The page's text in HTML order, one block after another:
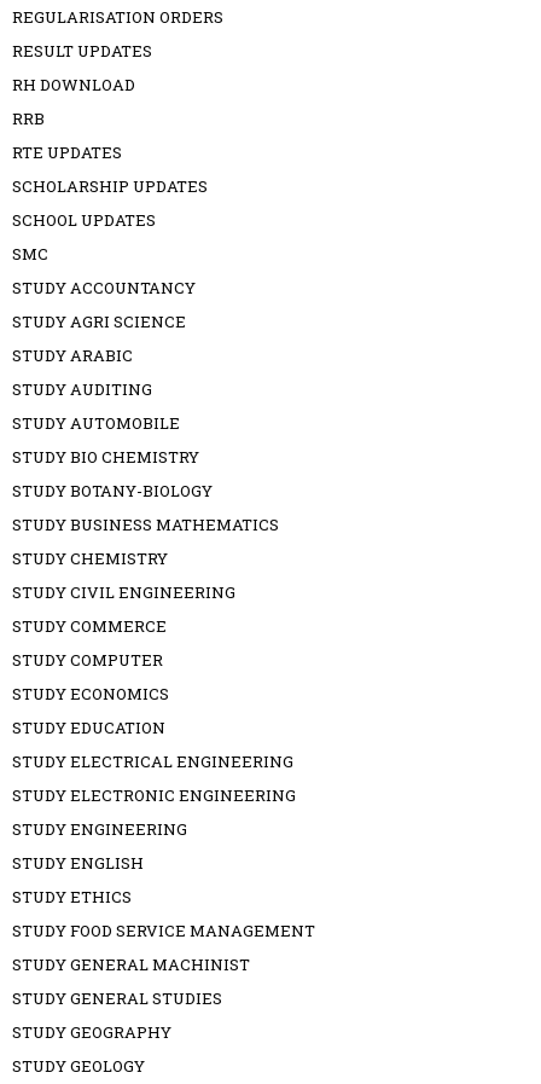
REGULARISATION ORDERS
RESULT UPDATES
RH DOWNLOAD
RRB
RTE UPDATES
SCHOLARSHIP UPDATES
SCHOOL UPDATES
SMC
STUDY ACCOUNTANCY
STUDY AGRI SCIENCE
STUDY ARABIC
STUDY AUDITING
STUDY AUTOMOBILE
STUDY BIO CHEMISTRY
STUDY BOTANY-BIOLOGY
STUDY BUSINESS MATHEMATICS
STUDY CHEMISTRY
STUDY CIVIL ENGINEERING
STUDY COMMERCE
STUDY COMPUTER
STUDY ECONOMICS
STUDY EDUCATION
STUDY ELECTRICAL ENGINEERING
STUDY ELECTRONIC ENGINEERING
STUDY ENGINEERING
STUDY ENGLISH
STUDY ETHICS
STUDY FOOD SERVICE MANAGEMENT
STUDY GENERAL MACHINIST
STUDY GENERAL STUDIES
STUDY GEOGRAPHY
STUDY GEOLOGY